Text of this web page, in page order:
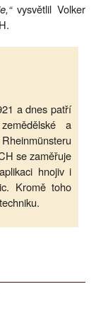
vysvětlil Volker
a dnes patří
a
se zaměřuje
hnojiv i
Kromě toho